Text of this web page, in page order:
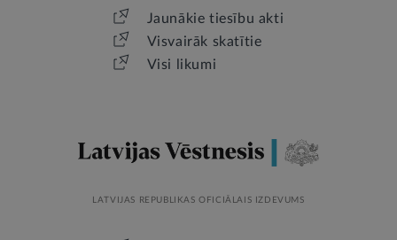
Jaunākie tiesību akti
Visvairāk skatītie
Visi likumi
LATVIJAS REPUBLIKAS OFICIĀLAIS IZDEVUMS